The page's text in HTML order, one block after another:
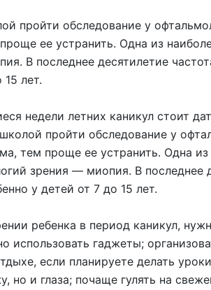
пройти обследование у
ее устранить. Одна из
В последнее десятилетие
лет.
недели летних каникул стоит
пройти обследование у
тем проще ее устранить. Одна из
зрения — миопия. В последнее
у детей от 7 до 15 лет.
ребенка в период каникул,
использовать гаджеты;
если планируете делать
но и глаза; почаще гулять на